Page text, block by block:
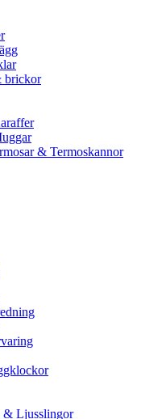
brickor
& Termoskannor
& Ljusslingor